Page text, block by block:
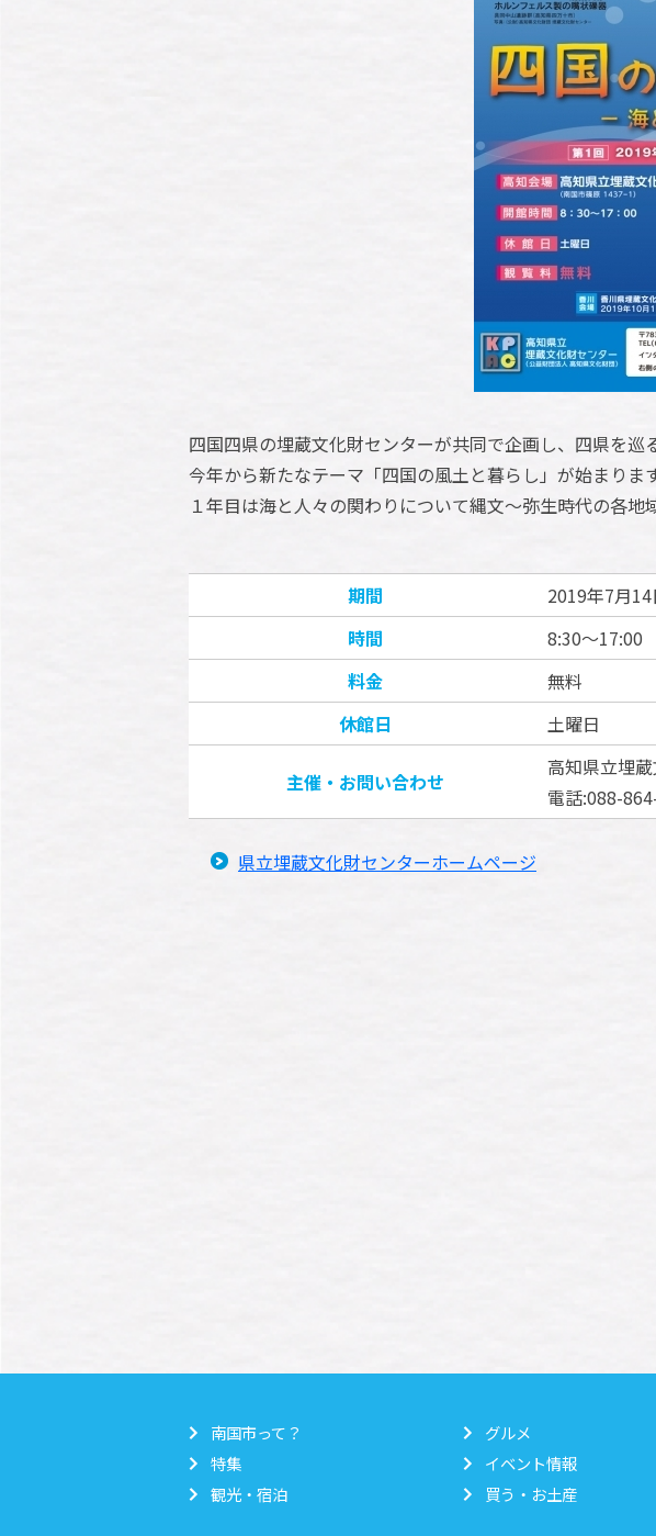
四国四県の埋蔵文化財センターが共同で企画し、四県を巡
今年から新たなテーマ「四国の風土と暮らし」が始まります
１年目は海と人々の関わりについて縄文～弥生時代の各地
期間
2019年7月14
時間
8:30～17:00
料金
無料
休館日
土曜日
主催・お問い合わせ
高知県立埋
電話:088-
県立埋蔵文化財センターホームページ
南国市って？
特集
観光・宿泊
グルメ
イベント情報
買う・お土産